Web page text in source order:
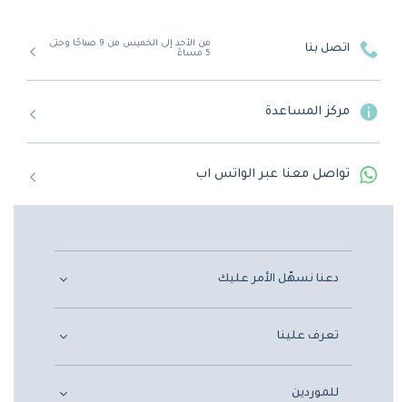
اتصل بنا
من الأحد إلى الخميس من 9 صباحًا وحتى
5 مساءً
مركز المساعدة
تواصل معنا عبر الواتس اب
دعنا نسهّل الأمر عليك
تعرف علينا
للموردين